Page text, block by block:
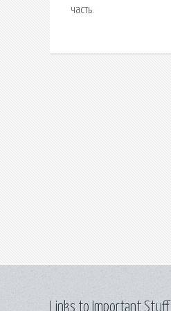
часть.
Links to Important Stuff